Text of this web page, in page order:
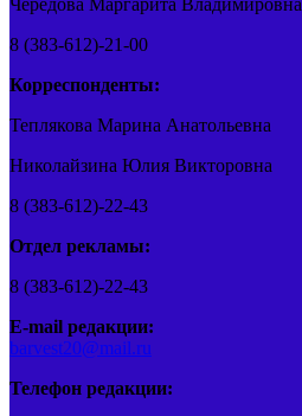
8 (383-612)-21-00
Корреспонденты:
Теплякова Марина Анатольевна
Николайзина Юлия Викторовна
8 (383-612)-22-43
Отдел рекламы:
8 (383-612)-22-43
E-mail редакции:
barvest20@mail.ru
Телефон редакции: